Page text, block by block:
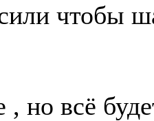
чтобы
но всё